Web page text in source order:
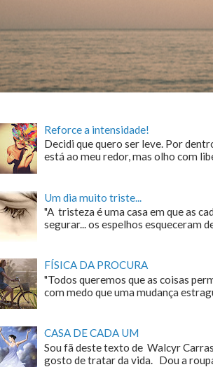
Reforce a intensidade!
Decidi que quero ser leve. Por
está ao meu redor, mas olho com
Um dia muito triste...
"A tristeza é uma casa em que as
segurar... os espelhos esqueceram
FÍSICA DA PROCURA
"Todos queremos que as coisas
com medo que uma mudança
CASA DE CADA UM
Sou fã deste texto de Walcyr
gosto de tratar da vida. Dou a